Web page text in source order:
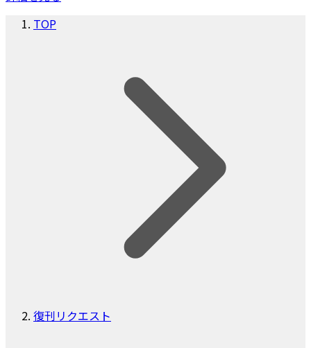
TOP
復刊リクエスト